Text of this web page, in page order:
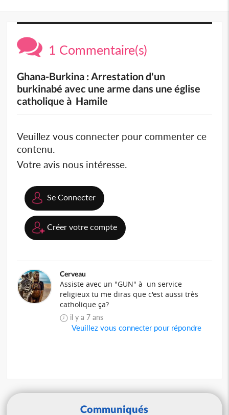
1 Commentaire(s)
Ghana-Burkina : Arrestation d'un
burkinabé avec une arme dans une église
catholique à Hamile
Veuillez vous connecter pour commenter ce
contenu.
Votre avis nous intéresse.
Se Connecter
Créer votre compte
Cerveau
Assiste avec un "GUN" à un service
religieux tu me diras que c'est aussi très
catholique ça?
il y a 7 ans
Veuillez vous connecter pour répondre
Communiqués